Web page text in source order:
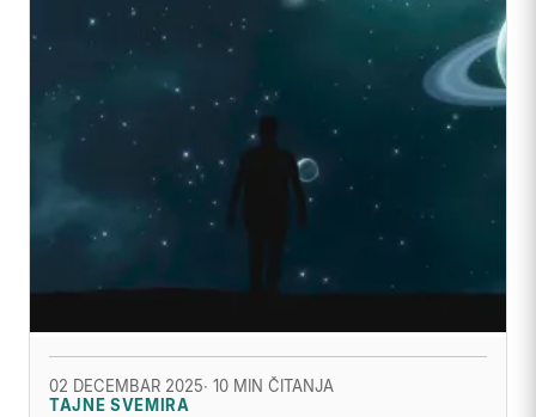
02 DECEMBAR 2025· 10 MIN ČITANJA
TAJNE SVEMIRA